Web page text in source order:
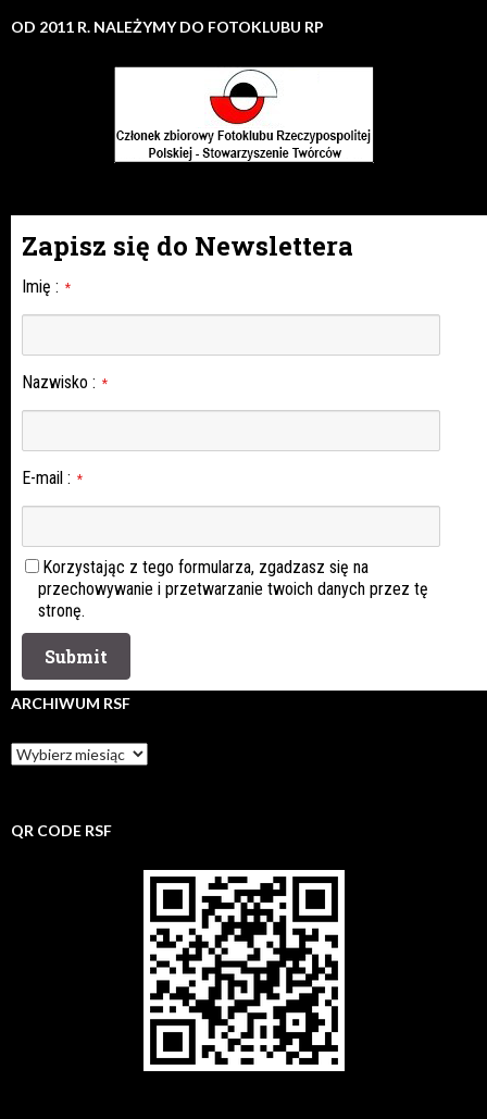
OD 2011 R. NALEŻYMY DO FOTOKLUBU RP
Zapisz się do Newslettera
Imię : *
Nazwisko : *
E-mail : *
Korzystając z tego formularza, zgadzasz się na
przechowywanie i przetwarzanie twoich danych przez tę
stronę.
ARCHIWUM RSF
Archiwum
rsf
QR CODE RSF